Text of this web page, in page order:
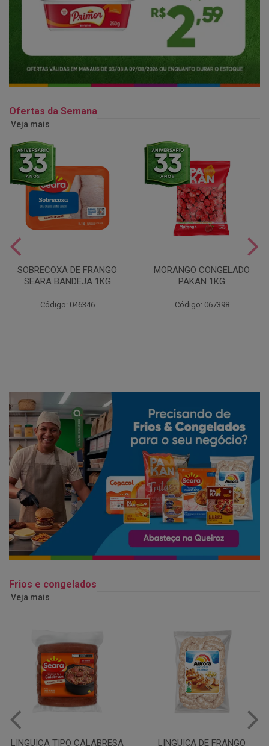
Ofertas da Semana
Veja mais
SOBRECOXA DE FRANGO
SEARA BANDEJA 1KG
Código: 046346
MORANGO CONGELADO
PAKAN 1KG
Código: 067398
Frios e congelados
Veja mais
LINGUIÇA DE FRANGO QUEIJO MUSSARELA